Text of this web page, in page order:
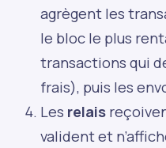
agrègent les
le bloc le plus
transactions qui
frais), puis les
Les relais
valident et